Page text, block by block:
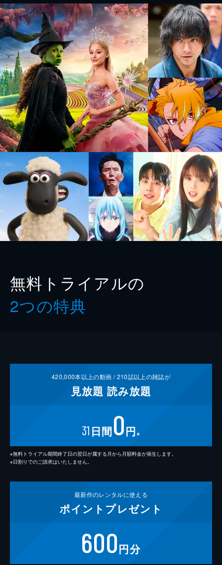
無料トライアルの
2つの特典
420,000本以上の動画 /210誌以上の雑誌が
見放題 読み放題
31 日間0円 ※
※無料トライアル期間終了日の翌日が属する月から月額料金が発生します。
※日割りでのご請求はいたしません。
最新作のレンタルに使える
ポイント プレゼント
600円分